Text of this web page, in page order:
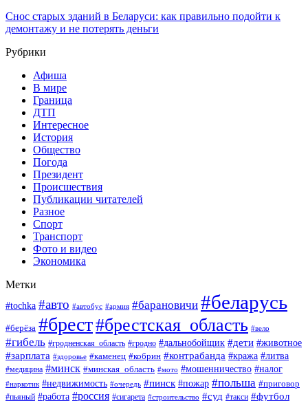
Снос старых зданий в Беларуси: как правильно подойти к
демонтажу и не потерять деньги
Рубрики
Афиша
В мире
Граница
ДТП
Интересное
История
Общество
Погода
Президент
Происшествия
Публикации читателей
Разное
Спорт
Транспорт
Фото и видео
Экономика
Метки
#tochka #авто #автобус #армия #барановичи #беларусь
#берёза #брест#брестская_область #вело
#гибель #гродненская_область #гродно #дальнобойщик #дети #животное
#зарплата #здоровье #каменец #кобрин #контрабанда #кража #литва
#медицина #минск #минская_область #мото #мошенничество #налог
#наркотик #недвижимость #очередь #пинск #пожар #польша #приговор
#пьяный #работа #россия #сигарета #строительство #суд #такси #футбол